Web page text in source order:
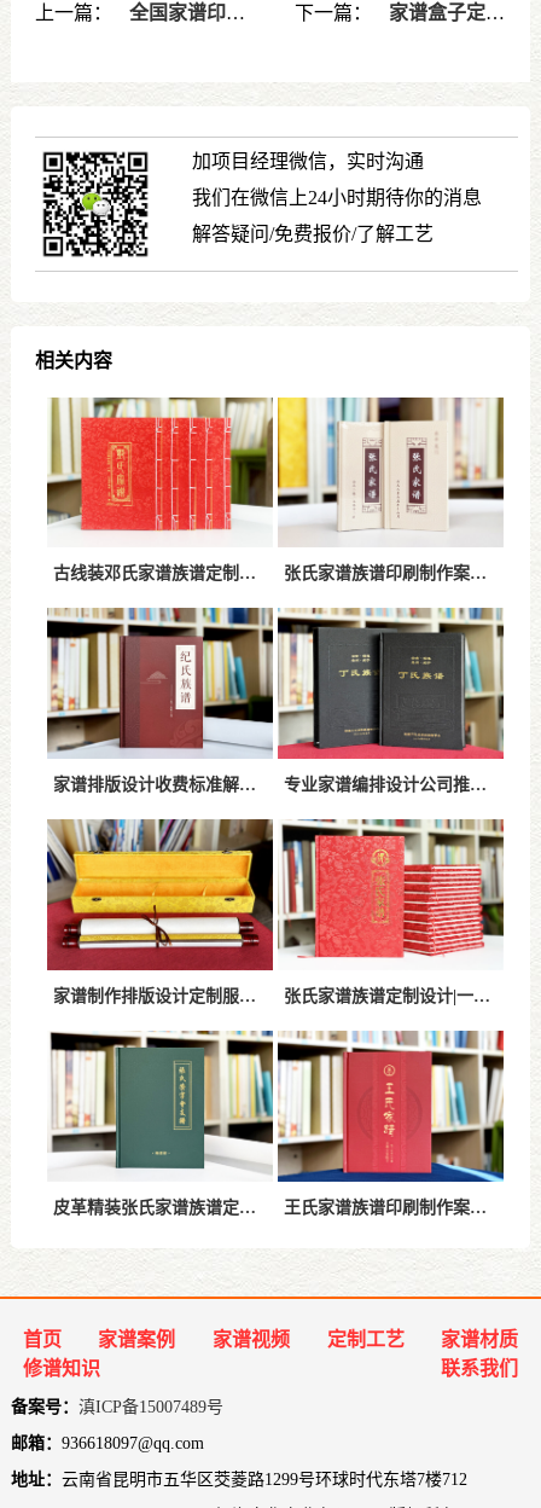
上一篇： 全国家谱印刷定制包邮服务-专业一站式家谱制作与成品配送 下一篇： 家谱盒子定制带家族徽章-专属收藏方案彰显家族文化仪式感
加项目经理微信，实时沟通
我们在微信上24小时期待你的消息
解答疑问/免费报价/了解工艺
相关内容
古线装邓氏家谱族谱定制案例-传统工艺与高端装帧完美结合 张氏家谱族谱印刷制作案例解析-精装设计与高品质印刷家谱
家谱排版设计收费标准解析-家谱设计费用如何计算 专业家谱编排设计公司推荐|一对一排版设计与高品质家谱制作服务
家谱制作排版设计定制服务流程-从资料整理到印刷装订一站式完成 张氏家谱族谱定制设计|一站式高端修谱服务
皮革精装张氏家谱族谱定制案例-高端复古设计方案解析 王氏家谱族谱印刷制作案例分享-高端精装设计方案解析
首页 家谱案例 家谱视频 定制工艺
家谱材质
修谱知识
联系我们
备案号： 滇ICP备15007489号
邮箱： 936618097@qq.com
地址： 云南省昆明市五华区茭菱路1299号环球时代东塔7楼712